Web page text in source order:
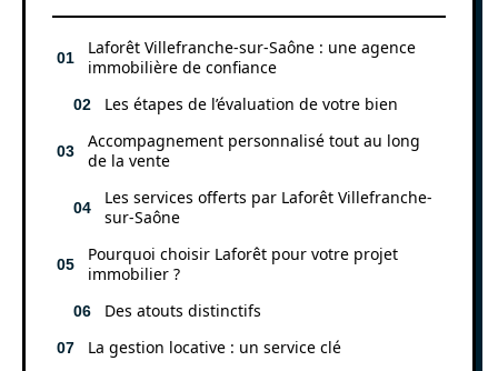
Laforêt Villefranche-sur-Saône : une agence
immobilière de confiance
Les étapes de l’évaluation de votre bien
Accompagnement personnalisé tout au long
de la vente
Les services offerts par Laforêt Villefranche-
sur-Saône
Pourquoi choisir Laforêt pour votre projet
immobilier ?
Des atouts distinctifs
La gestion locative : un service clé